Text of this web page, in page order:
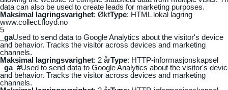
data can also be used to create leads for marketing purposes.
Maksimal lagringsvarighet: ØktType: HTML lokal lagring
www.collect.floyd.no
5
_gaUsed to send data to Google Analytics about the visitor's device
and behavior. Tracks the visitor across devices and marketing
channels.
Maksimal lagringsvarighet: 2 årType: HTTP-informasjonskapsel
_ga_#Used to send data to Google Analytics about the visitor's
and behavior. Tracks the visitor across devices and marketing
channels.